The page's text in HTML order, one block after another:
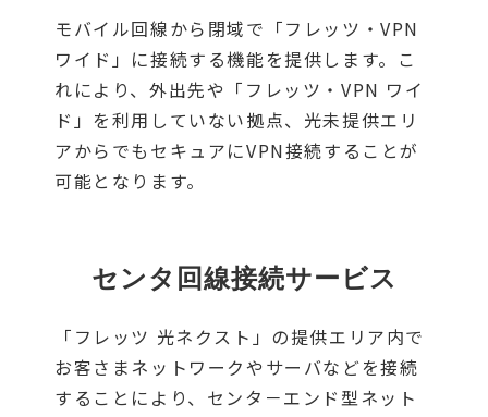
モバイル回線から閉域で「フレッツ・VPN
ワイド」に接続する機能を提供します。こ
れにより、外出先や「フレッツ・VPN ワイ
ド」を利用していない拠点、光未提供エリ
アからでもセキュアにVPN接続することが
可能となります。
センタ回線接続サービス
「フレッツ 光ネクスト」の提供エリア内で
お客さまネットワークやサーバなどを接続
することにより、センタ－エンド型ネット